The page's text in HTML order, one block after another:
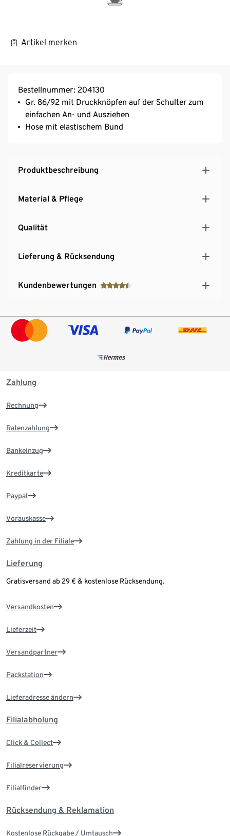
Artikel merken
Bestellnummer: 204130
Gr. 86/92 mit Druckknöpfen auf der Schulter zum
einfachen An- und Ausziehen
Hose mit elastischem Bund
Produktbeschreibung
Material & Pflege
Qualität
Lieferung & Rücksendung
Kundenbewertungen
Zahlung
Rechnung
Ratenzahlung
Bankeinzug
Kreditkarte
Paypal
Vorauskasse
Zahlung in der Filiale
Lieferung
Gratisversand ab 29 € & kostenlose Rücksendung.
Versandkosten
Lieferzeit
Versandpartner
Packstation
Lieferadresse ändern
Filialabholung
Click & Collect
Filialreservierung
Filialfinder
Rücksendung & Reklamation
Kostenlose Rückgabe / Umtausch